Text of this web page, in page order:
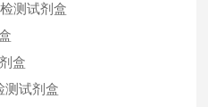
测试剂盒
盒
测试剂盒